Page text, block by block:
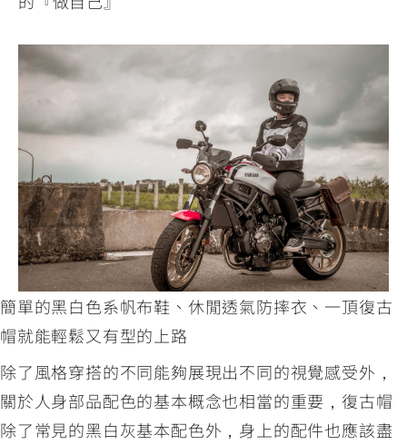
簡單的黑白色系帆布鞋、休閒透氣防摔衣、一頂復古
帽就能輕鬆又有型的上路
除了風格穿搭的不同能夠展現出不同的視覺感受外，
關於人身部品配色的基本概念也相當的重要，復古帽
除了常見的黑白灰基本配色外，身上的配件也應該盡